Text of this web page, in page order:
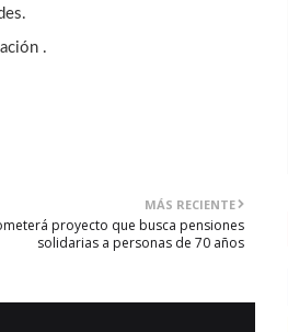
.
MÁS RECIENTE
proyecto que busca pensiones
solidarias a personas de 70 años